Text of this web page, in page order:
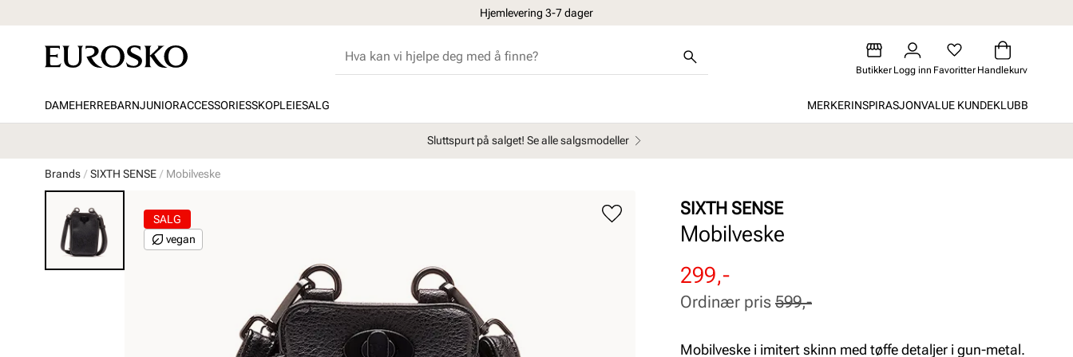
Hjemlevering 3-7 dager
Butikker Logg inn Favoritter Handlekurv
DAMEHERREBARNJUNIORACCESSORIESSKOPLEIESALG MERKERINSPIRASJONVALUE KUNDEKLUBB
Sluttspurt på salget! Se alle salgsmodeller
Brands SIXTH SENSE Mobilveske
SALG
vegan
SIXTH SENSE
Mobilveske
Rabattert
pris
Pris
299,-
Ordinær
pris
Pris
Ordinær pris 599,-
Mobilveske i imitert skinn med tøffe detaljer i gun-metal.